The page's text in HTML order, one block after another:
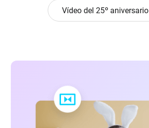
Vídeo del 25º aniversario